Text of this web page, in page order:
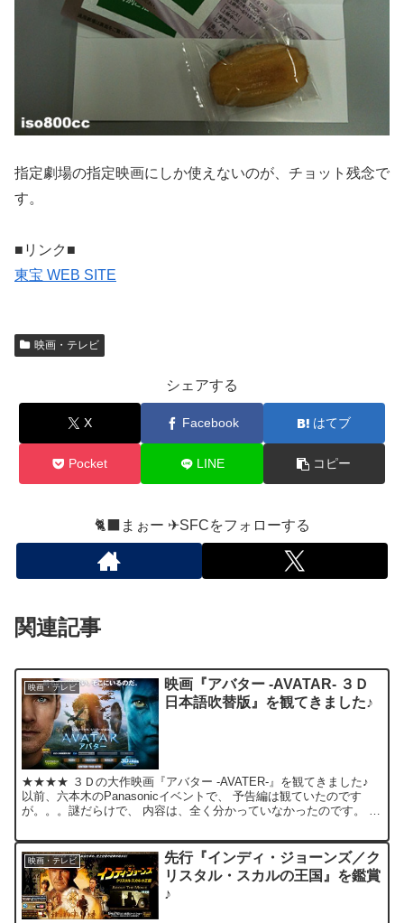
指定劇場の指定映画にしか使えないのが、チョット残念で
す。
■リンク■
東宝 WEB SITE
映画・テレビ
シェアする
X Facebook はてブ
Pocket LINE コピー
🐈‍⬛まぉー ✈︎SFCをフォローする
関連記事
映画・テレビ
映画『アバター -AVATAR- ３Ｄ
日本語吹替版』を観てきました♪
★★★★ ３Ｄの大作映画『アバター -AVATER-』を観てきました♪
以前、六本木のPanasonicイベントで、 予告編は観ていたのです
が。。。謎だらけで、 内容は、全く分かっていなかったのです。 た
映画・テレビ
先行『インディ・ジョーンズ／ク
リスタル・スカルの王国』を鑑賞
♪